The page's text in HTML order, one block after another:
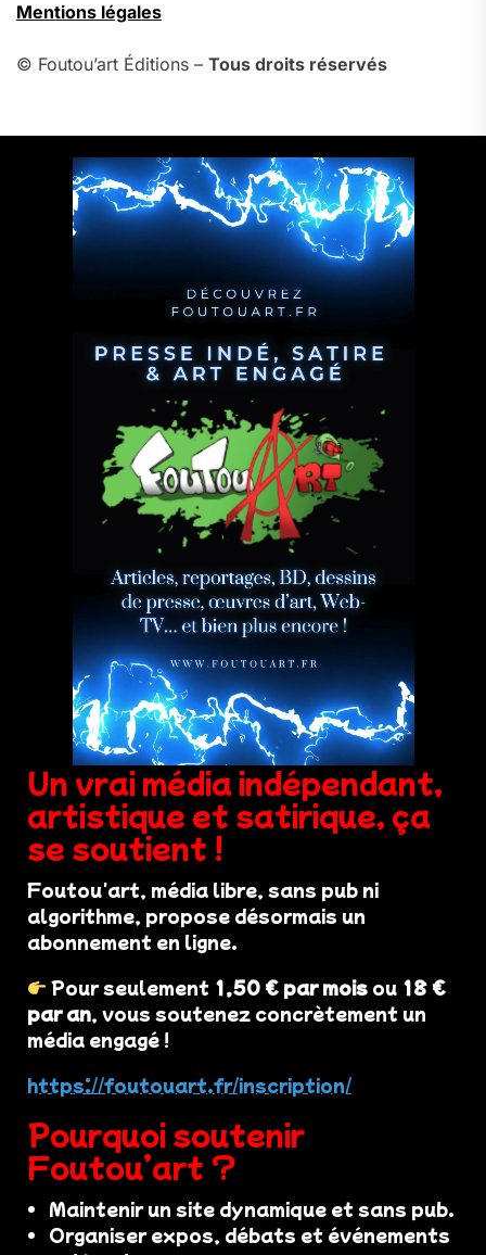
Mentions légales
© Foutou’art Éditions – Tous droits réservés
Un vrai média indépendant,
artistique et satirique, ça
se soutient !
Foutou'art, média libre, sans pub ni
algorithme, propose désormais un
abonnement en ligne.
Pour seulement 1,50 € par mois ou 18 €
par an, vous soutenez concrètement un
média engagé !
https://foutouart.fr/inscription/
Pourquoi soutenir
Foutou’art ?
Maintenir un site dynamique et sans pub.
Organiser expos, débats et événements